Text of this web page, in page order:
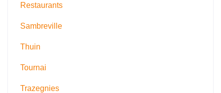
Restaurants
Sambreville
Thuin
Tournai
Trazegnies